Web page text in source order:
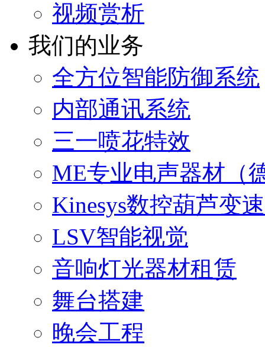
视频赏析
我们的业务
全方位智能防御系统
内部通讯系统
三一喷花特效
ME专业电声器材（
Kinesys数控葫芦变
LSV智能视觉
音响灯光器材租赁
舞台搭建
晚会工程